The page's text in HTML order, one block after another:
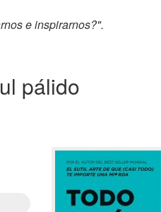
e inspirarnos?".
pálido